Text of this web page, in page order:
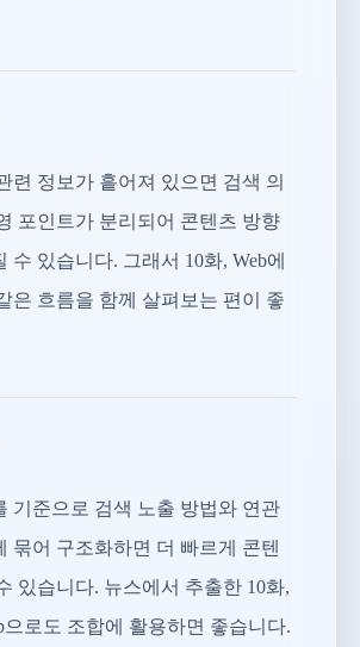
련 정보가 흩어져 있으면 검색 의
포인트가 분리되어 콘텐츠 방향
수 있습니다. 그래서 10화, Web에
은 흐름을 함께 살펴보는 편이 좋
기준으로 검색 노출 방법와 연관
묶어 구조화하면 더 빠르게 콘텐
있습니다. 뉴스에서 추출한 10화,
으로도 조합에 활용하면 좋습니다.